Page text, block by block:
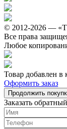
© 2012-2026 —
Все права
Любое
Товар добавлен в
Оформить заказ
Продолжить
Заказать